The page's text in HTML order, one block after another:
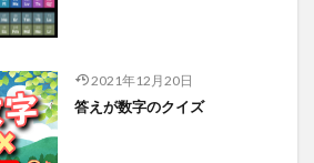
2021年12月20日
答えが数字のクイズ